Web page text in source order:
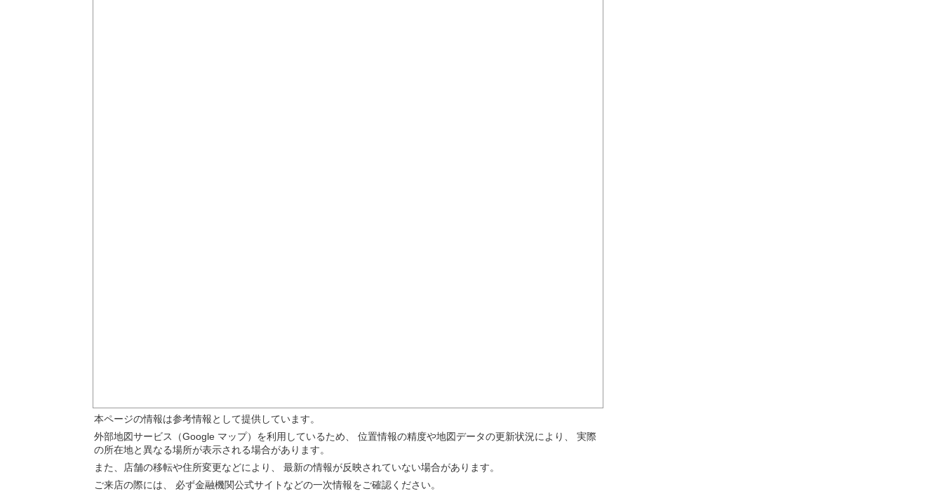
本ページの情報は参考情報として提供しています。
外部地図サービス（Google マップ）を利用しているため、 位置情報の精度や地図データの更新状況により、 実際
の所在地と異なる場所が表示される場合があります。
また、店舗の移転や住所変更などにより、 最新の情報が反映されていない場合があります。
ご来店の際には、 必ず金融機関公式サイトなどの一次情報をご確認ください。